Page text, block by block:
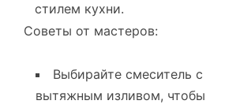
стилем кухни.
Советы от мастеров:
Выбирайте смеситель с
вытяжным изливом, чтобы